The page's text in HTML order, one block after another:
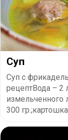
Суп
Суп с
рецептВода – 2
измельченного
300